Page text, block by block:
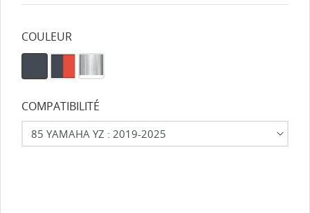
COULEUR
COMPATIBILITÉ